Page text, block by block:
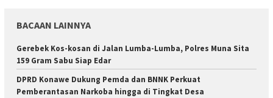
BACAAN LAINNYA
Gerebek Kos-kosan di Jalan Lumba-Lumba, Polres Muna Sita
159 Gram Sabu Siap Edar
DPRD Konawe Dukung Pemda dan BNNK Perkuat
Pemberantasan Narkoba hingga di Tingkat Desa